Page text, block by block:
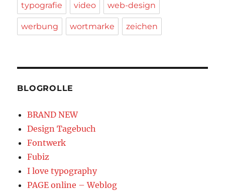
typografie video web-design
werbung wortmarke zeichen
BLOGROLLE
BRAND NEW
Design Tagebuch
Fontwerk
Fubiz
I love typography
PAGE online – Weblog